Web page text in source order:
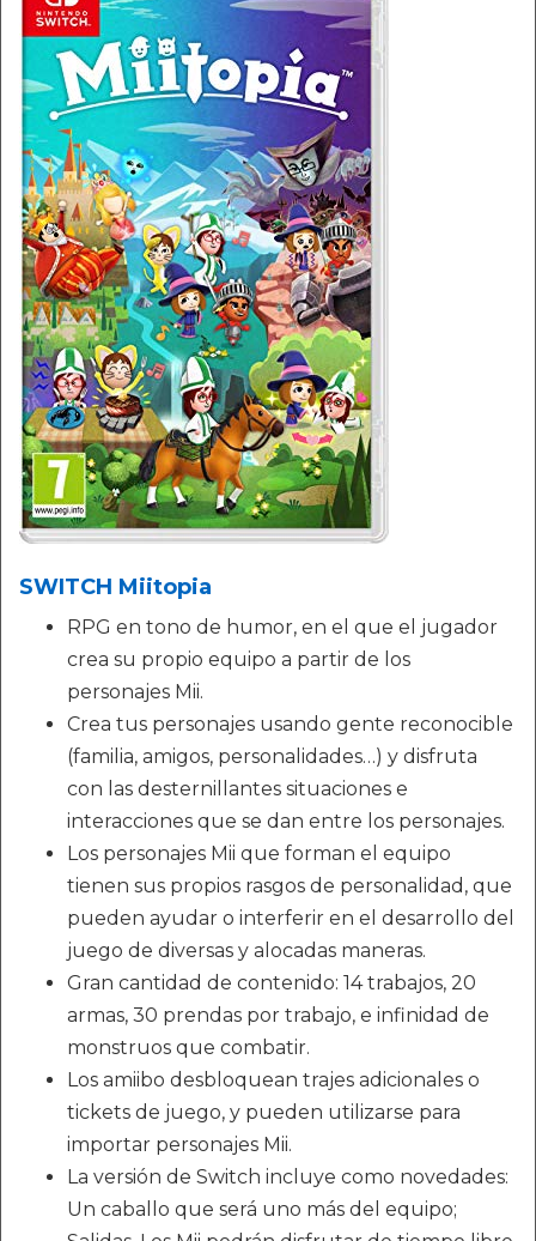
SWITCH Miitopia
RPG en tono de humor, en el que el jugador
crea su propio equipo a partir de los
personajes Mii.
Crea tus personajes usando gente reconocible
(familia, amigos, personalidades…) y disfruta
con las desternillantes situaciones e
interacciones que se dan entre los personajes.
Los personajes Mii que forman el equipo
tienen sus propios rasgos de personalidad, que
pueden ayudar o interferir en el desarrollo del
juego de diversas y alocadas maneras.
Gran cantidad de contenido: 14 trabajos, 20
armas, 30 prendas por trabajo, e infinidad de
monstruos que combatir.
Los amiibo desbloquean trajes adicionales o
tickets de juego, y pueden utilizarse para
importar personajes Mii.
La versión de Switch incluye como novedades:
Un caballo que será uno más del equipo;